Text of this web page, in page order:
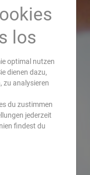
los
optimal nutzen
dienen dazu,
zu analysieren
du zustimmen
jederzeit
findest du